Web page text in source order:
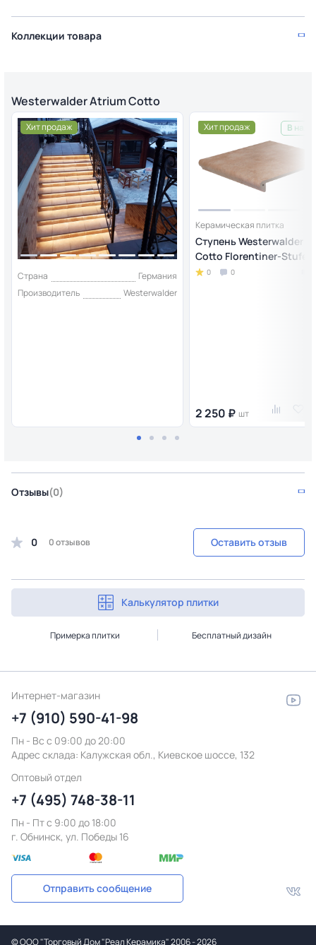
Коллекции товара
Westerwalder Atrium Cotto
Хит продаж
Страна
Германия
Производитель
Westerwalder
Хит продаж В
Керамическая плитка
Ступень Westerwalder
Cotto Florentiner-Stufe
0 0
2 250 ₽ шт
Отзывы(0)
0 0 отзывов Оставить отзыв
Калькулятор плитки
Примерка плитки Бесплатный дизайн
Интернет-магазин
+7 (910) 590-41-98
Пн - Вс с 09:00 до 20:00
Адрес склада: Калужская обл., Киевское шоссе, 132
Оптовый отдел
+7 (495) 748-38-11
Пн - Пт c 9:00 до 18:00
г. Обнинск, ул. Победы 16
Отправить сообщение
©ООО "Торговый Дом "Реал Керамика"2006 - 2026